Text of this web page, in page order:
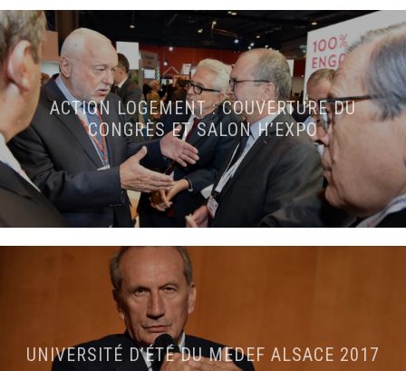
ACTION LOGEMENT : COUVERTURE DU
CONGRÈS ET SALON H’EXPO
UNIVERSITÉ D’ÉTÉ DU MEDEF ALSACE 2017